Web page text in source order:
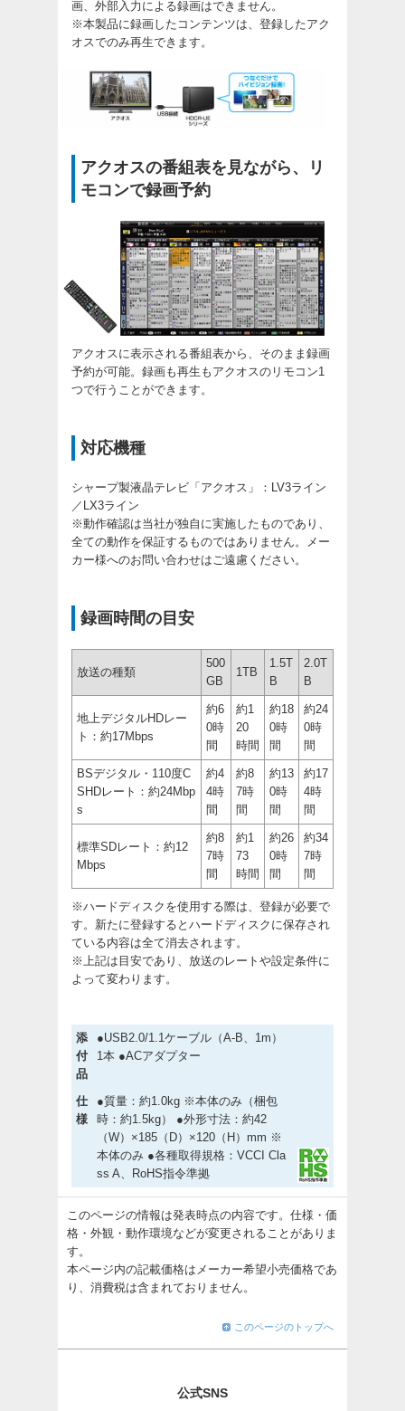
画、外部入力による録画はできません。
※本製品に録画したコンテンツは、登録したアク
オスでのみ再生できます。
アクオスの番組表を見ながら、リ
モコンで録画予約
アクオスに表示される番組表から、そのまま録画
予約が可能。録画も再生もアクオスのリモコン1
つで行うことができます。
対応機種
シャープ製液晶テレビ「アクオス」：LV3ライン
／LX3ライン
※動作確認は当社が独自に実施したものであり、
全ての動作を保証するものではありません。メー
カー様へのお問い合わせはご遠慮ください。
録画時間の目安
放送の種類
500
GB
1TB
1.5T
B
2.0T
B
地上デジタルHDレー
ト：約17Mbps
約6
0時
間
約1
20
時間
約18
0時
間
約24
0時
間
BSデジタル・110度C
SHDレート：約24Mbp
s
約4
4時
間
約8
7時
間
約13
0時
間
約17
4時
間
標準SDレート：約12
Mbps
約8
7時
間
約1
73
時間
約26
0時
間
約34
7時
間
※ハードディスクを使用する際は、登録が必要で
す。新たに登録するとハードディスクに保存され
ている内容は全て消去されます。
※上記は目安であり、放送のレートや設定条件に
よって変わります。
添
付
品
●USB2.0/1.1ケーブル（A-B、1m）
1本 ●ACアダプター
仕
様
●質量：約1.0kg ※本体のみ（梱包
時：約1.5kg） ●外形寸法：約42
（W）×185（D）×120（H）mm ※
本体のみ ●各種取得規格：VCCI Cla
ss A、RoHS指令準拠
このページの情報は発表時点の内容です。仕様・価
格・外観・動作環境などが変更されることがありま
す。
本ページ内の記載価格はメーカー希望小売価格であ
り、消費税は含まれておりません。
このページのトップへ
公式SNS